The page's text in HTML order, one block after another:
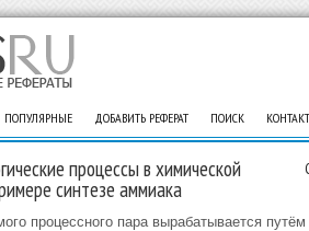
ПОПУЛЯРНЫЕ ДОБАВИТЬ РЕФЕРАТ ПОИСК
процессы в химической
синтезе аммиака
процессного пара вырабатывается путём